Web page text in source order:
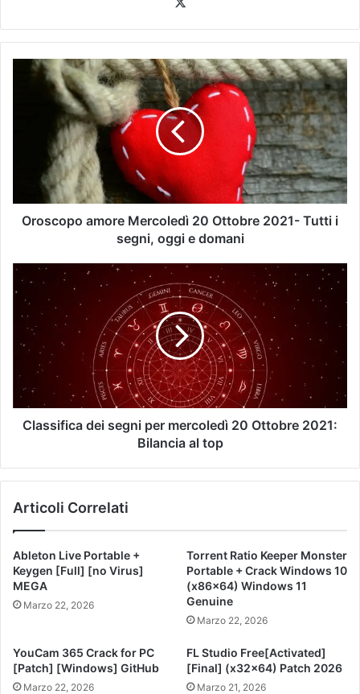
Oroscopo amore Mercoledì 20 Ottobre 2021- Tutti i
segni, oggi e domani
Classifica dei segni per mercoledì 20 Ottobre 2021:
Bilancia al top
Articoli Correlati
Ableton Live Portable +
Keygen [Full] [no Virus]
MEGA
Marzo 22, 2026
Torrent Ratio Keeper Monster
Portable + Crack Windows 10
(x86x64) Windows 11
Genuine
Marzo 22, 2026
YouCam 365 Crack for PC
[Patch] [Windows] GitHub
Marzo 22, 2026
FL Studio Free[Activated]
[Final] (x32x64) Patch 2026
Marzo 21, 2026